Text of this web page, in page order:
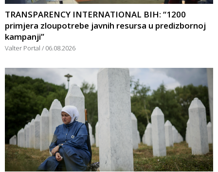
TRANSPARENCY INTERNATIONAL BIH: “1200
primjera zloupotrebe javnih resursa u predizbornoj
kampanji”
Valter Portal 06.08.2026